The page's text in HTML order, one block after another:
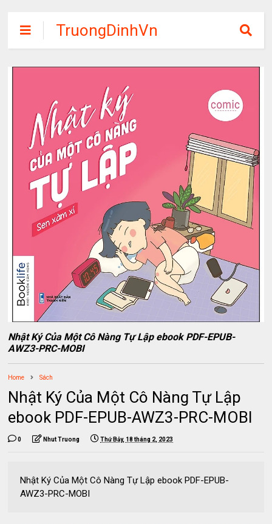
TruongDinhVn
Chia sẽ ebook,
các khóa học,
phần mềm học
tập miễn phí
Nhật Ký Của Một Cô Nàng Tự Lập ebook PDF-EPUB-
AWZ3-PRC-MOBI
Home Sách
Nhật Ký Của Một Cô Nàng Tự Lập
ebook PDF-EPUB-AWZ3-PRC-MOBI
0 Nhut Truong Thứ Bảy, 18 tháng 2, 2023
Nhật Ký Của Một Cô Nàng Tự Lập ebook PDF-EPUB-
AWZ3-PRC-MOBI